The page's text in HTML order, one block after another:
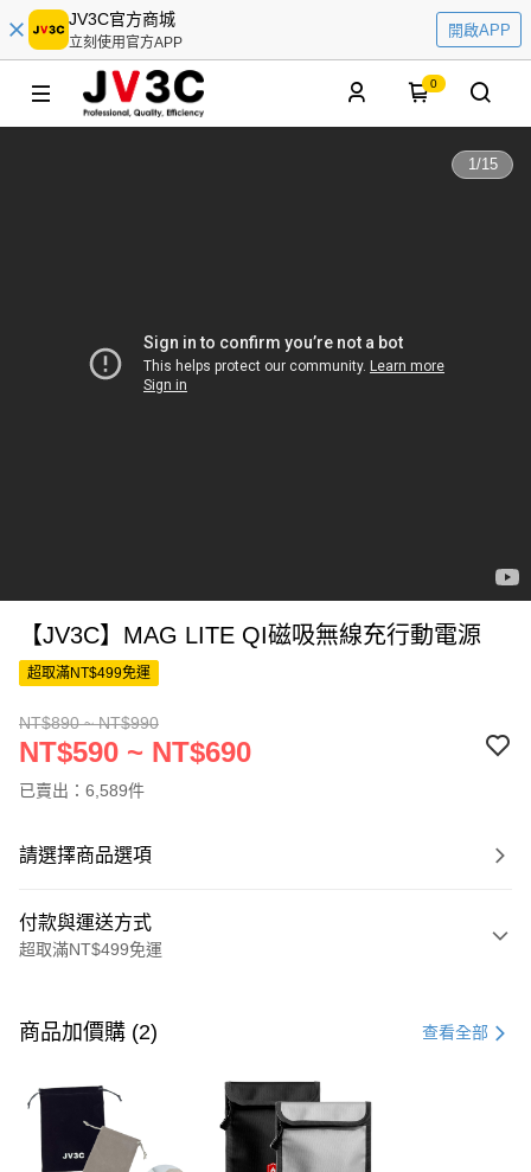
JV3C官方商城
立刻使用官方APP
開啟APP
0
1/15
【JV3C】MAG LITE QI磁吸無線充行動電源
超取滿NT$499免運
NT$890 ~ NT$990
NT$590 ~ NT$690
已賣出：6,589件
請選擇商品選項
付款與運送方式
超取滿NT$499免運
信用卡一次付款
LINE Pay
Apple Pay
商品加價購 (2) 查看全部